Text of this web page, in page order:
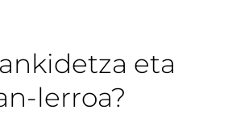
eta
lerroa?